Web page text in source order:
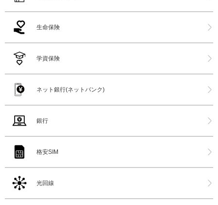
生命保険
学資保険
ネット銀行(ネットバンク)
銀行
格安SIM
光回線